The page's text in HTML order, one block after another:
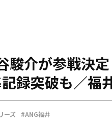
日本学連加盟大学
駿介が参戦決
録突破も／福
ーズ #ANG福井